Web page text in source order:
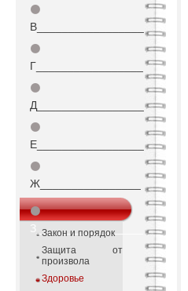
⚫
В_________________
⚫
Г_________________
⚫
Д_________________
⚫
Е_________________
⚫
Ж________________
⚫
З_________________
Закон и порядок
Защита от
произвола
Здоровье